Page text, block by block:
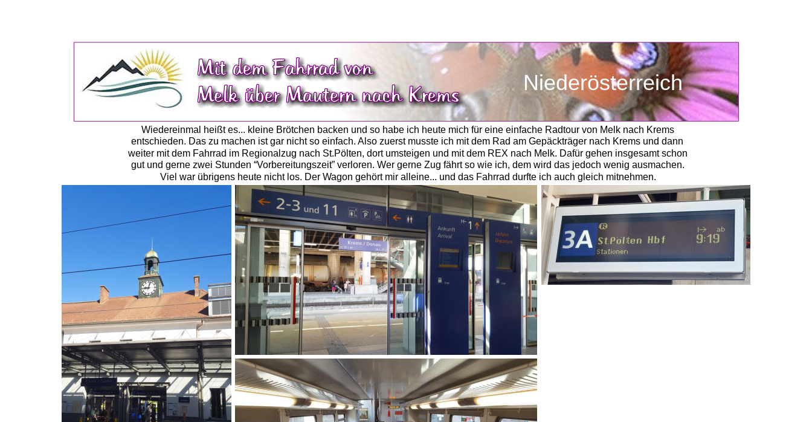
Niederösterreich
Wiedereinmal heißt es... kleine Brötchen backen und so habe ich heute mich für eine einfache Radtour von Melk nach Krems
entschieden. Das zu machen ist gar nicht so einfach. Also zuerst musste ich mit dem Rad am Gepäckträger nach Krems und dann
weiter mit dem Fahrrad im Regionalzug nach St.Pölten, dort umsteigen und mit dem REX nach Melk. Dafür gehen insgesamt schon
gut und gerne zwei Stunden “Vorbereitungszeit” verloren. Wer gerne Zug fährt so wie ich, dem wird das jedoch wenig ausmachen.
Viel war übrigens heute nicht los. Der Wagon gehört mir alleine... und das Fahrrad durfte ich auch gleich mitnehmen.